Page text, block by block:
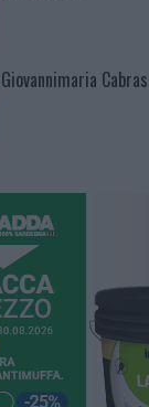
Giovannimaria Cabras